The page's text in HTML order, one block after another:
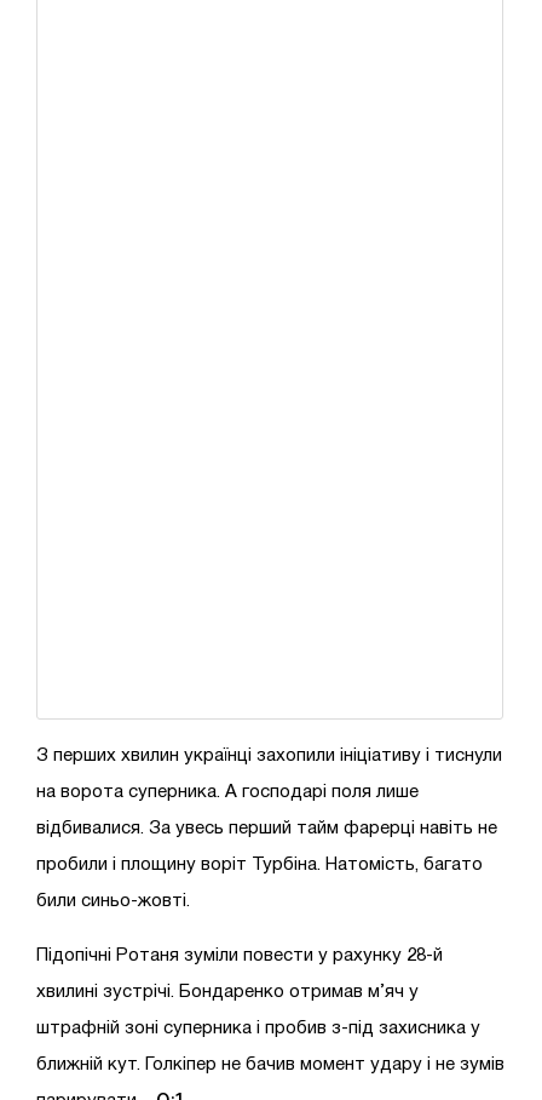
З перших хвилин українці захопили ініціативу і тиснули
на ворота суперника. А господарі поля лише
відбивалися. За увесь перший тайм фарерці навіть не
пробили і площину воріт Турбіна. Натомість, багато
били синьо-жовті.
Підопічні Ротаня зуміли повести у рахунку 28-й
хвилині зустрічі. Бондаренко отримав м’яч у
штрафній зоні суперника і пробив з-під захисника у
ближній кут. Голкіпер не бачив момент удару і не зумів